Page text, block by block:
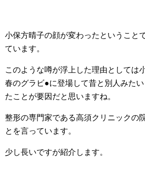
小保方晴子の顔が変わったということ
ています。
このような噂が浮上した理由としては
春のグラビ●に登場して昔と別人みた
たことが要因だと思いますね。
整形の専門家である高須クリニックの
とを言っています。
少し長いですが紹介します。